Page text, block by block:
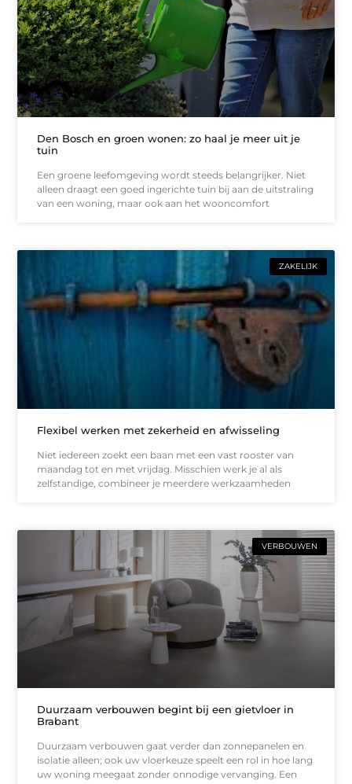
Den Bosch en groen wonen: zo haal je meer uit je
tuin
Een groene leefomgeving wordt steeds belangrijker. Niet
alleen draagt een goed ingerichte tuin bij aan de uitstraling
van een woning, maar ook aan het wooncomfort
ZAKELIJK
Flexibel werken met zekerheid en afwisseling
Niet iedereen zoekt een baan met een vast rooster van
maandag tot en met vrijdag. Misschien werk je al als
zelfstandige, combineer je meerdere werkzaamheden
VERBOUWEN
Duurzaam verbouwen begint bij een gietvloer in
Brabant
Duurzaam verbouwen gaat verder dan zonnepanelen en
isolatie alleen; ook uw vloerkeuze speelt een rol in hoe lang
uw woning meegaat zonder onnodige vervanging. Een